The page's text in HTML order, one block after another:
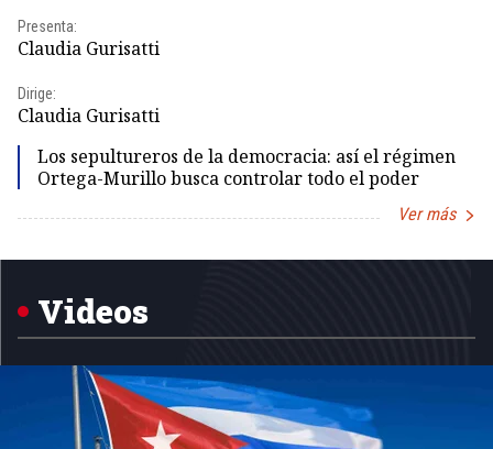
Presenta:
Claudia Gurisatti
Dirige:
Claudia Gurisatti
Los sepultureros de la democracia: así el régimen
Ortega-Murillo busca controlar todo el poder
Ver más
Videos